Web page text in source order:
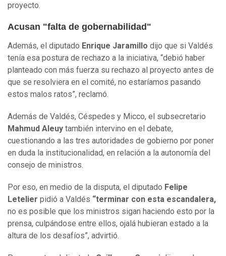
proyecto.
Acusan "falta de gobernabilidad"
Además, el diputado Enrique Jaramillo dijo que si Valdés
tenía esa postura de rechazo a la iniciativa, “debió haber
planteado con más fuerza su rechazo al proyecto antes de
que se resolviera en el comité, no estaríamos pasando
estos malos ratos”, reclamó.
Además de Valdés, Céspedes y Micco, el subsecretario
Mahmud Aleuy también intervino en el debate,
cuestionando a las tres autoridades de gobierno por poner
en duda la institucionalidad, en relación a la autonomía del
consejo de ministros.
Por eso, en medio de la disputa, el diputado Felipe
Letelier pidió a Valdés “terminar con esta escandalera,
no es posible que los ministros sigan haciendo esto por la
prensa, culpándose entre ellos, ojalá hubieran estado a la
altura de los desafíos”, advirtió.